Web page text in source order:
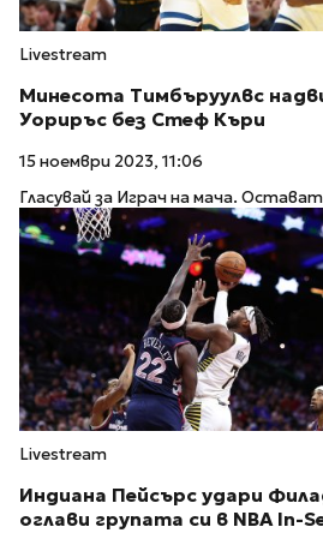
Livestream
Минесота Тимбъруулвс
Уориръс без Стеф Къри
15 ноември 2023, 11:06
Гласувай за Играч на мача.
Livestream
Индиана Пейсърс удари
оглави групата си в NBA In-